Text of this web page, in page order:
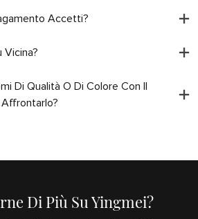
Accetti?
Vicina?
Di Qualità O Di Colore Con Il
Di Più Su Yingmei?